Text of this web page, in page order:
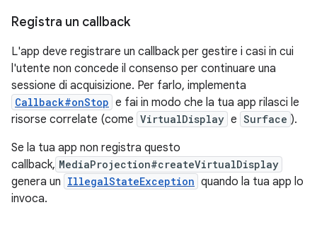
Registra un callback
L'app deve registrare un callback per gestire i casi in cui
l'utente non concede il consenso per continuare una
sessione di acquisizione. Per farlo, implementa
Callback#onStop e fai in modo che la tua app rilasci le
risorse correlate (come VirtualDisplay e Surface ).
Se la tua app non registra questo
callback, MediaProjection#createVirtualDisplay
genera un IllegalStateException quando la tua app lo
invoca.